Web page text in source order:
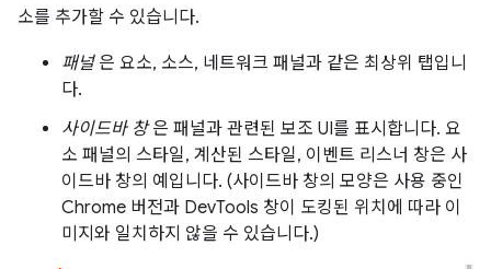
소를 추가할 수 있습니다.
패널은 요소, 소스, 네트워크 패널과 같은 최상위 탭입니
다.
사이드바 창은 패널과 관련된 보조 UI를 표시합니다. 요
소 패널의 스타일, 계산된 스타일, 이벤트 리스너 창은 사
이드바 창의 예입니다. (사이드바 창의 모양은 사용 중인
Chrome 버전과 DevTools 창이 도킹된 위치에 따라 이
미지와 일치하지 않을 수 있습니다.)